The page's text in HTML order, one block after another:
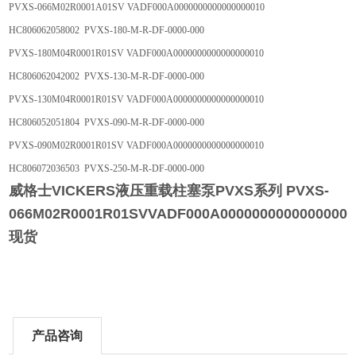
PVXS-066M02R0001A01SV VADF000A0000000000000000010
HC806062058002 PVXS-180-M-R-DF-0000-000
PVXS-180M04R0001R01SV VADF000A0000000000000000010
HC806062042002 PVXS-130-M-R-DF-0000-000
PVXS-130M04R0001R01SV VADF000A0000000000000000010
HC806052051804 PVXS-090-M-R-DF-0000-000
PVXS-090M02R0001R01SV VADF000A0000000000000000010
HC806072036503 PVXS-250-M-R-DF-0000-000
威格士VICKERS液压重载柱塞泵PVXS系列 PVXS-
现货
产品咨询